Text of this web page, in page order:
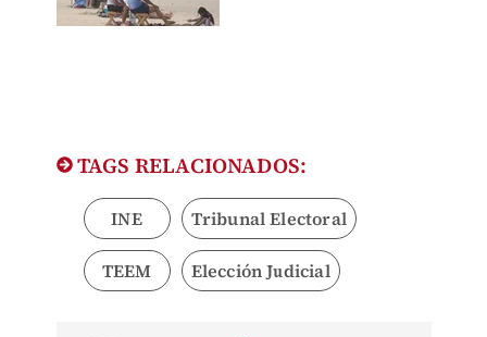
TAGS RELACIONADOS:
INE Tribunal Electoral
TEEM Elección Judicial